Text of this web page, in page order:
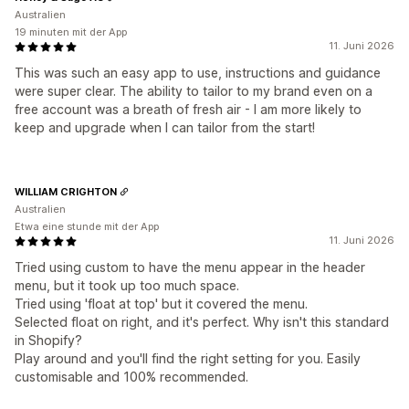
11. Juni 2026
This was such an easy app to use, instructions and guidance
were super clear. The ability to tailor to my brand even on a
free account was a breath of fresh air - I am more likely to
keep and upgrade when I can tailor from the start!
Australien
19 minuten mit der App
11. Juni 2026
Tried using custom to have the menu appear in the header
menu, but it took up too much space.
Tried using 'float at top' but it covered the menu.
Selected float on right, and it's perfect. Why isn't this standard
in Shopify?
Play around and you'll find the right setting for you. Easily
customisable and 100% recommended.
WILLIAM CRIGHTON
Australien
Etwa eine stunde mit der App